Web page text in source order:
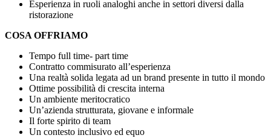
Esperienza in ruoli analoghi anche in settori diversi dalla
ristorazione
COSA OFFRIAMO
Tempo full time- part time
Contratto commisurato all’esperienza
Una realtà solida legata ad un brand presente in tutto il mondo
Ottime possibilità di crescita interna
Un ambiente meritocratico
Un’azienda strutturata, giovane e informale
Il forte spirito di team
Un contesto inclusivo ed equo